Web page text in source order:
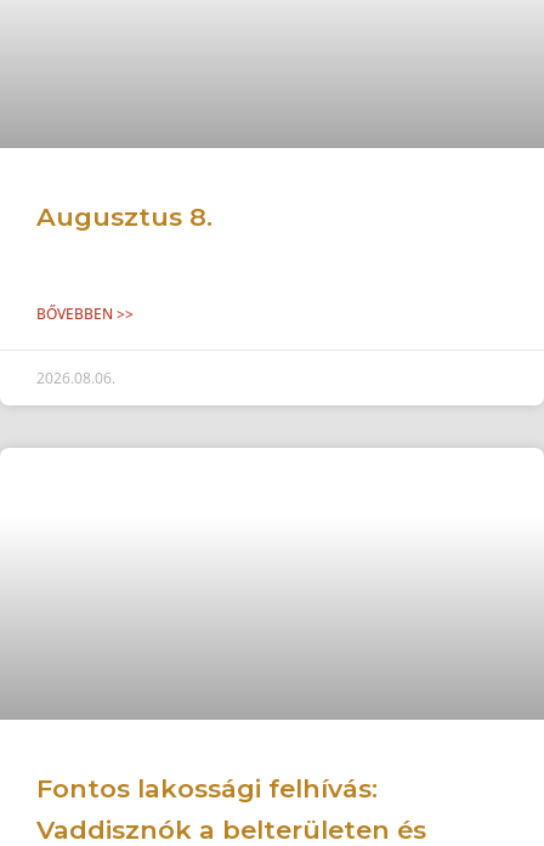
Augusztus 8.
BŐVEBBEN >>
2026.08.06.
Fontos lakossági felhívás:
Vaddisznók a belterületen és